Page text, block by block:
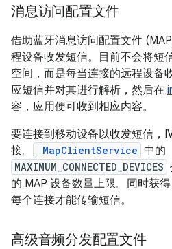
消息访问配置文件
借助蓝牙消息访问配置文件
程设备收发短信。目前不会将短
空间，而是每当连接的远程设备
应短信并对其进行解析，然后在
容，应用便可收到相应内容。
要连接到移动设备以收发短信，
接。
MapClientService 中的
MAXIMUM_CONNECTED_DEVICES
的 MAP 设备数量上限。同时获
每个连接才能传输短信。
高级音频分发配置文件